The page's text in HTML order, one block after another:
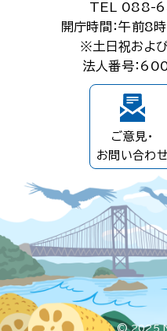
TEL 088-
開庁時間：午前8
※土日祝およ
法人番号：
ご意見・
お問い合わせ
© 2025